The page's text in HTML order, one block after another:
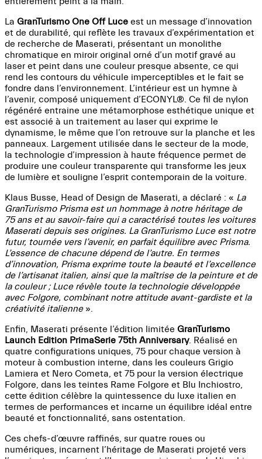
La GranTurismo One Off Luce est un message d’innovation
et de durabilité, qui reflète les travaux d’expérimentation et
de recherche de Maserati, présentant un monolithe
chromatique en miroir original orné d’un motif gravé au
laser et peint dans une couleur presque absente, ce qui
rend les contours du véhicule imperceptibles et le fait se
fondre dans l’environnement. L’intérieur est un hymne à
l’avenir, composé uniquement d’ECONYL®. Ce fil de nylon
régénéré entraine une métamorphose esthétique unique et
est associé à un traitement au laser qui exprime le
dynamisme, le même que l’on retrouve sur la planche et les
panneaux. Largement utilisée dans le secteur de la mode,
la technologie d’impression à haute fréquence permet de
produire une couleur transparente qui transforme les jeux
de lumière et souligne l’esprit contemporain de la voiture.
Klaus Busse, Head of Design de Maserati, a déclaré : « La
GranTurismo Prisma est un hommage à notre héritage de
75 ans et au savoir-faire qui a caractérisé toutes les voitures
Maserati depuis ses origines. La GranTurismo Luce est notre
futur, tournée vers l’avenir, en parfait équilibre avec Prisma.
L’essence de chacune dépend de l’autre. En termes
d’innovation, Prisma exprime toute la beauté et l’excellence
de l’artisanat italien, ainsi que la maîtrise de la peinture et de
la couleur ; Luce révèle toute la technologie développée
avec Folgore, combinant notre attitude avant-gardiste et la
créativité italienne».
Enfin, Maserati présente l’édition limitée GranTurismo
Launch Edition PrimaSerie 75th Anniversary. Réalisé en
quatre configurations uniques, 75 pour chaque version à
moteur à combustion interne, dans les couleurs Grigio
Lamiera et Nero Cometa, et 75 pour la version électrique
Folgore, dans les teintes Rame Folgore et Blu Inchiostro,
cette édition célèbre la quintessence du luxe italien en
termes de performances et incarne un équilibre idéal entre
beauté et fonctionnalité, sans ostentation.
Ces chefs-d’œuvre raffinés, sur quatre roues ou
numériques, incarnent l’héritage de Maserati projeté vers